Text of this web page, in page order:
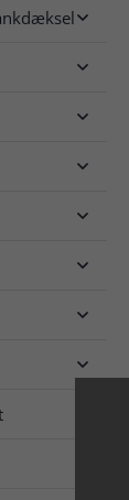







